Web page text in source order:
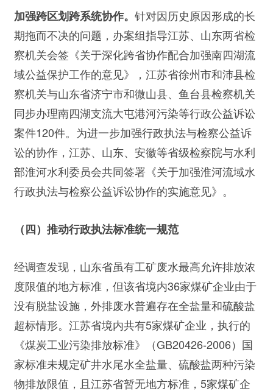
加强跨区划跨系统协作。 针对因历史原因形成的长
期拖而不决的问题，办案组指导江苏、山东两省检
察机关会签《关于深化跨省协作配合加强南四湖流
域公益保护工作的意见》，江苏省徐州市和沛县检
察机关与山东省济宁市和微山县、鱼台县检察机关
同步办理南四湖支流大屯港河污染等行政公益诉讼
案件120件。为进一步加强行政执法与检察公益诉
讼的协作，江苏、山东、安徽等省级检察院与水利
部淮河水利委员会共同签署《关于加强淮河流域水
行政执法与检察公益诉讼协作的实施意见》。
（四）推动行政执法标准统一规范
经调查发现，山东省虽有工矿废水最高允许排放浓
度限值的地方标准，但该省境内36家煤矿企业由于
没有脱盐设施，外排废水普遍存在全盐量和硫酸盐
超标情形。江苏省境内共有5家煤矿企业，执行的
《煤炭工业污染排放标准》（GB20426-2006）国
家标准未规定矿井水尾水全盐量、硫酸盐两种污染
物排放限值，且江苏省暂无地方标准，5家煤矿企